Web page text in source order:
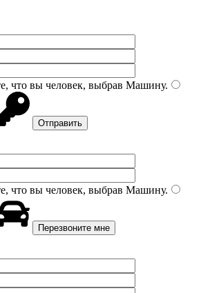
что вы человек, выбрав Машину.
что вы человек, выбрав Машину.